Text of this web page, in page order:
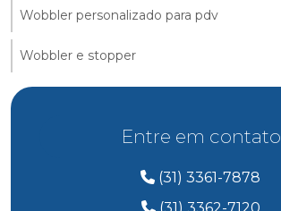
Wobbler personalizado para pdv
Wobbler e stopper
Entre em contato
(31) 3361-7878